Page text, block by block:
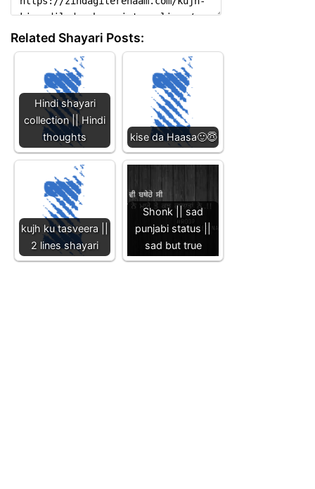
Related Shayari Posts:
Hindi shayari
collection || Hindi
thoughts
kise da Haasa🙂😇
kujh ku tasveera ||
2 lines shayari
Shonk || sad
punjabi status ||
sad but true